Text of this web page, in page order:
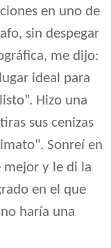
en uno de
sin despegar
me dijo:
ideal para
Hizo una
sus cenizas
Sonreí en
mejor y le di la
en el que
haría una